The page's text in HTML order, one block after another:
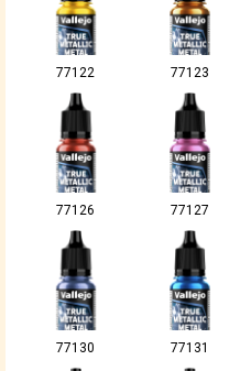
77122 77123
77126 77127
77130 77131